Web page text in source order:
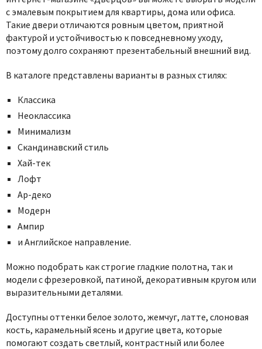
с эмалевым покрытием для квартиры, дома или офиса.
Такие двери отличаются ровным цветом, приятной
фактурой и устойчивостью к повседневному уходу,
поэтому долго сохраняют презентабельный внешний вид.
В каталоге представлены варианты в разных стилях:
Классика
Неоклассика
Минимализм
Скандинавский стиль
Хай-тек
Лофт
Ар-деко
Модерн
Ампир
и Английское направление.
Можно подобрать как строгие гладкие полотна, так и
модели с фрезеровкой, патиной, декоративным кругом или
выразительными деталями.
Доступны оттенки белое золото, жемчуг, латте, слоновая
кость, карамельный ясень и другие цвета, которые
помогают создать светлый, контрастный или более